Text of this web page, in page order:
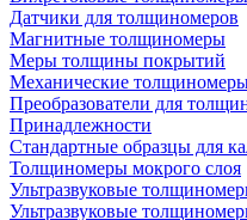
Датчики для толщиномеров
Магнитные толщиномеры
Меры толщины покрытий
Механические
Преобразователи для
Принадлежности
Стандартные образцы для
Толщиномеры мокрого слоя
Ультразвуковые
Ультразвуковые